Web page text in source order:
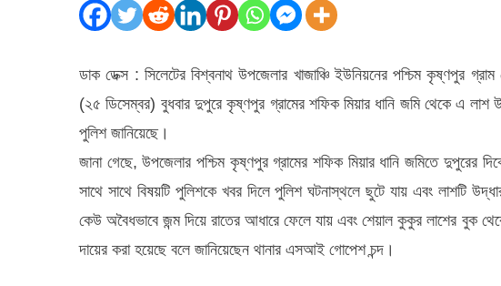
লাশ
উদ্ধার
ডাক ডেক্স : সিলেটের বিশ্বনাথ উপজেলার খাজাঞ্চি ইউনিয়নের পশ্চিম কৃষ্ণপুর
(২৫ ডিসেম্বর) বুধবার দুপুরে কৃষ্ণপুর গ্রামের শফিক মিয়ার ধানি জমি থেকে এ লাশ
পুলিশ জানিয়েছে।
জানা গেছে, উপজেলার পশ্চিম কৃষ্ণপুর গ্রামের শফিক মিয়ার ধানি জমিতে দুপুরের
সাথে সাথে বিষয়টি পুলিশকে খবর দিলে পুলিশ ঘটনাস্থলে ছুটে যায় এবং লাশটি
কেউ অবৈধভাবে জন্ম দিয়ে রাতের আধারে ফেলে যায় এবং শেয়াল কুকুর লাশের বুক
দায়ের করা হয়েছে বলে জানিয়েছেন থানার এসআই গোপেশ চন্দ।